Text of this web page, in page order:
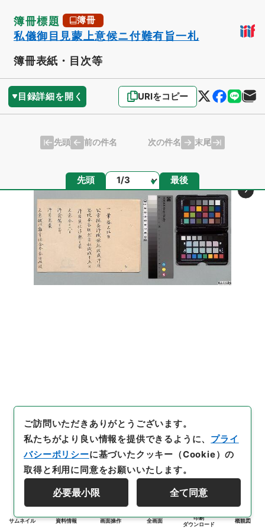
簿冊標題 簿冊
私儀御目見蒙上意候ニ付難有旨一札
簿冊表紙・目次等
目録詳細を開く URIをコピー
先頭 前の件名 次の件名 末尾
先頭 ページ 最後
サムネイル 資料情報 画面操作 全画面
印刷
ダウンロード
概観図
ご訪問いただきありがとうございます。
私たちがより良い情報を提供できるように、 プライ
バシーポリシーに基づいたクッキー（Cookie）の
取得と利用に同意をお願いいたします。
必要最小限 全て同意